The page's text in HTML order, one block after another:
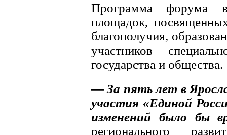
Программа форума
площадок,
благополучия,
участников
государства и общества.
— За пять лет в
участия «Единой
изменений было бы
регионального